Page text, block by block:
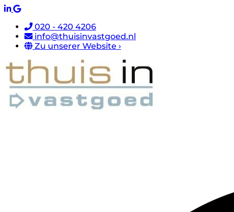
020 - 420 4206
info@thuisinvastgoed.nl
Zu unserer Website ›